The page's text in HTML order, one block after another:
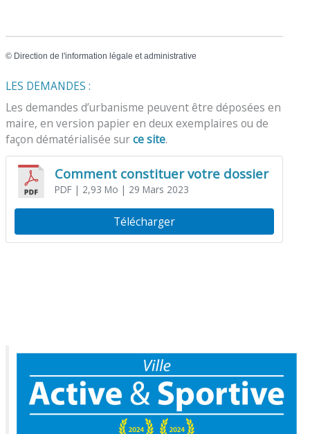
© Direction de l'information légale et administrative
LES DEMANDES :
Les demandes d’urbanisme peuvent être déposées en
maire, en version papier en deux exemplaires ou de
façon dématérialisée surce site.
Comment constituer votre dossier
PDF| 2,93 Mo | 29 Mars 2023
Télécharger